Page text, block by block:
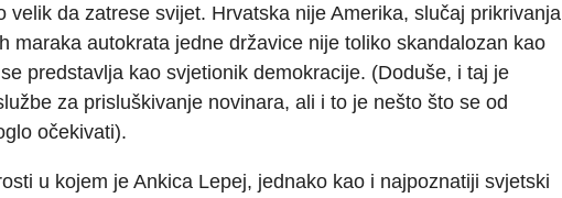
velik da zatrese svijet. Hrvatska nije Amerika, slučaj prikrivanja
maraka autokrata jedne državice nije toliko skandalozan kao
predstavlja kao svjetionik demokracije. (Doduše, i taj je
za prisluškivanje novinara, ali i to je nešto što se od
očekivati).
u kojem je Ankica Lepej, jednako kao i najpoznatiji svjetski